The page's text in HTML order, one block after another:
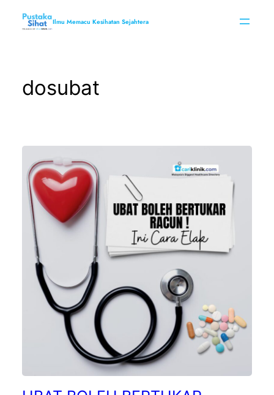
Ilmu Memacu Kesihatan Sejahtera
dosubat